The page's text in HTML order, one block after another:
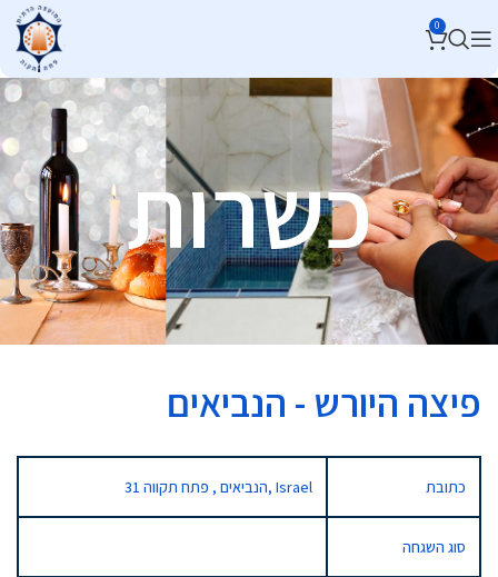
0
כשרות
פיצה היורש - הנביאים
כתובת 31 הנביאים , פתח תקווה, Israel
סוג השגחה